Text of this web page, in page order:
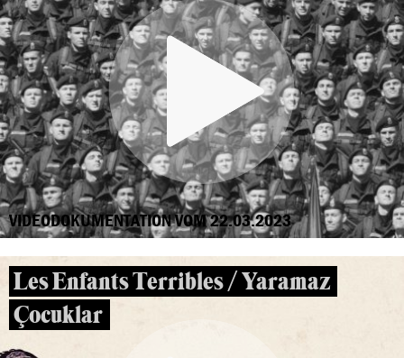
VIDEODOKUMENTATION VOM 22.03.2023
Les Enfants Terribles / Yaramaz
Çocuklar